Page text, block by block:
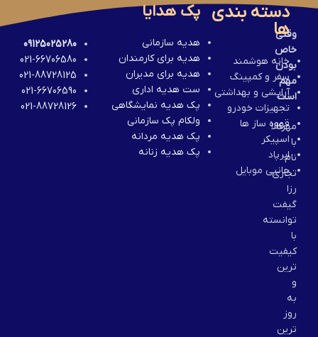
وقتی
خاص
بودن
مهم
است
مهرکالا
با
نام
تجاری
رزا
گیفت
توانسته
با
کیفیت
ترین
و
به
روز
ترین
دسته بندی
ها
خانه هوشمند
سفر و کمپینگ
آرایشی و بهداشتی
تجهیزات خودرو
قهوه ساز ها
اسپیکر
ایرپاد
جانبی موبایل
پک هدایا
هدیه سازمانی
هدیه برای کارمندان
هدیه برای مدیران
ست هدیه اداری
پک هدیه نمایشگاهی
ولکام پک سازمانی
پک هدیه مردانه
پک هدیه زنانه
09125025280
021-66706580
021-88728125
021-66706590
021-88728126